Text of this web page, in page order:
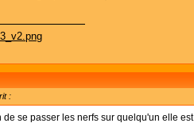
:
de se passer les nerfs sur quelqu'un elle